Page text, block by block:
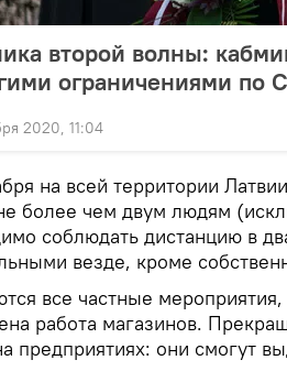
второй волны:
ограничениями по
2020, 11:04
на всей территории
более чем двум людям
соблюдать дистанцию в
везде, кроме
все частные
работа магазинов.
предприятиях: они смогут